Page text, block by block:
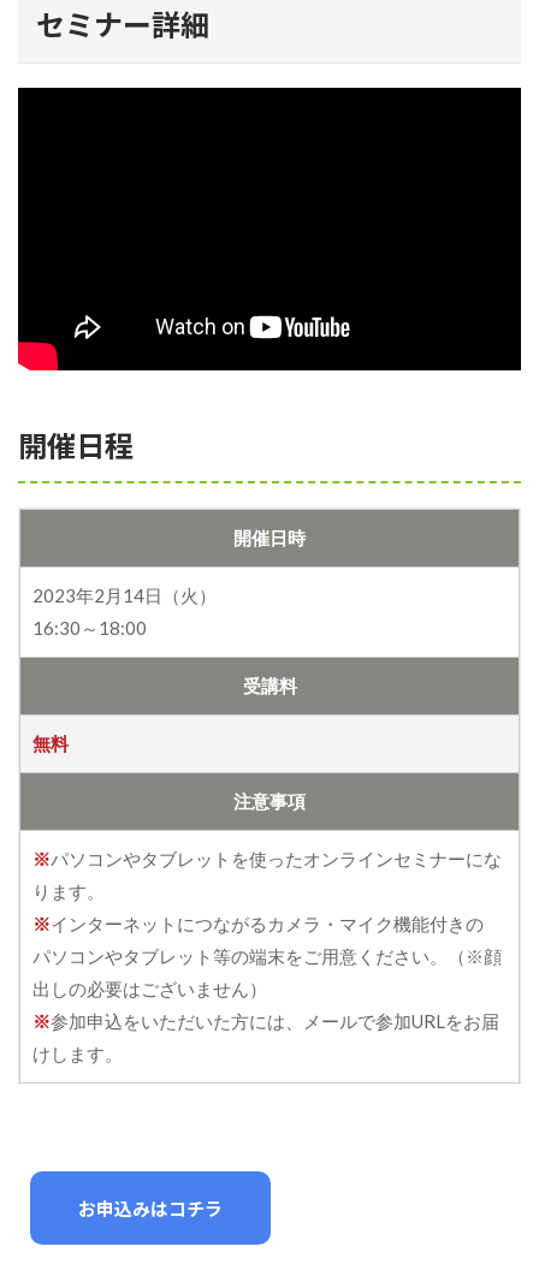
セミナー詳細
開催日程
開催日時
2023年2月14日（火）
16:30～18:00
受講料
無料
注意事項
※パソコンやタブレットを使ったオンラインセミナーにな
ります。
※インターネットにつながるカメラ・マイク機能付きの
パソコンやタブレット等の端末をご⽤意ください。（※顔
出しの必要はございません）
※参加申込をいただいた方には、メールで参加URLをお届
けします。
お申込みはコチラ